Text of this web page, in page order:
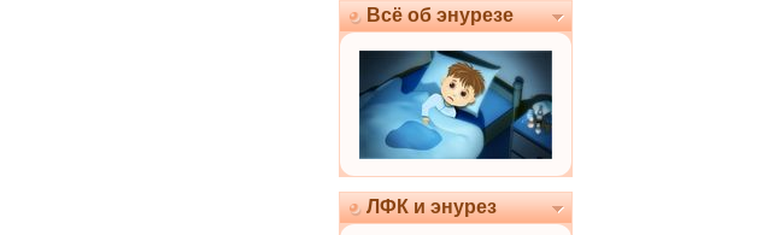
Всё об энурезе
ЛФК и энурез